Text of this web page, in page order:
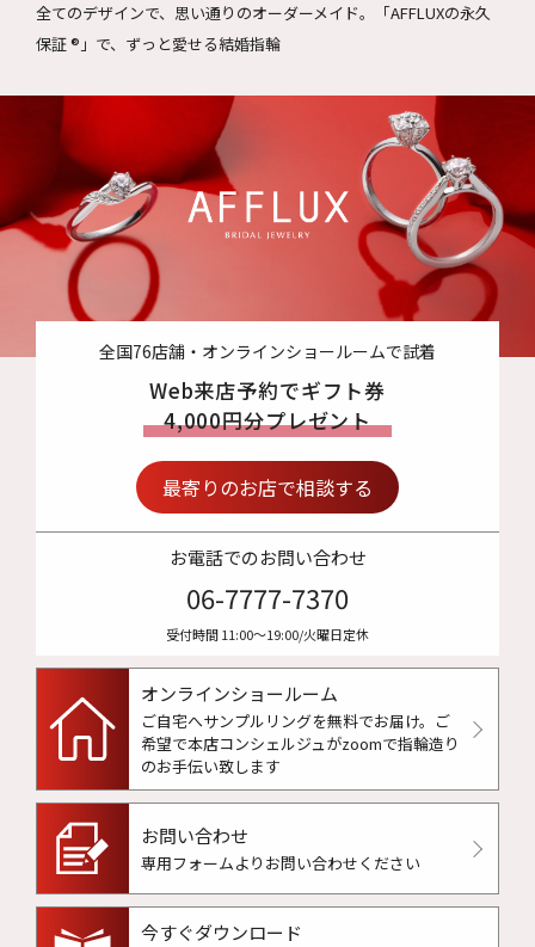
全てのデザインで、思い通りのオーダーメイド。
「AFFLUXの永久
保証 ®」で、ずっと愛せる結婚指輪
全国76店舗・オンラインショールームで試着
Web来店予約でギフト券
4,000円分プレゼント
最寄りのお店で相談する
お電話でのお問い合わせ
06-7777-7370
受付時間 11:00〜19:00/火曜日定休
オンラインショールーム
ご自宅へサンプルリングを無料でお届け。 ご
希望で本店コンシェルジュがzoomで指輪造り
のお手伝い致します
お問い合わせ
専用フォームよりお問い合わせください
今すぐダウンロード